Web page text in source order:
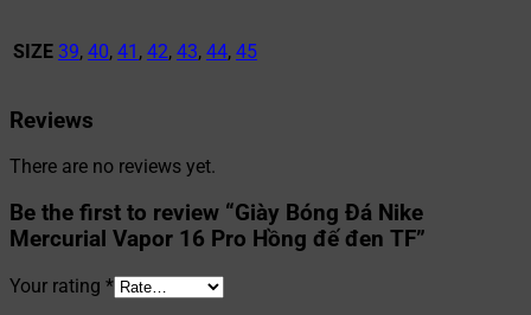
SIZE 39, 40, 41 , 42, 43, 44, 45
Reviews
There are no reviews yet.
Be the first to review “Giày Bóng Đá Nike
Mercurial Vapor 16 Pro Hồng đế đen TF”
Your rating *